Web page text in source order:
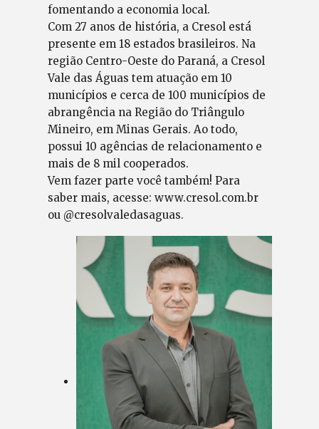
fomentando a economia local.
Com 27 anos de história, a Cresol está
presente em 18 estados brasileiros. Na
região Centro-Oeste do Paraná, a Cresol
Vale das Águas tem atuação em 10
municípios e cerca de 100 municípios de
abrangência na Região do Triângulo
Mineiro, em Minas Gerais. Ao todo,
possui 10 agências de relacionamento e
mais de 8 mil cooperados.
Vem fazer parte você também! Para
saber mais, acesse: www.cresol.com.br
ou @cresolvaledasaguas.